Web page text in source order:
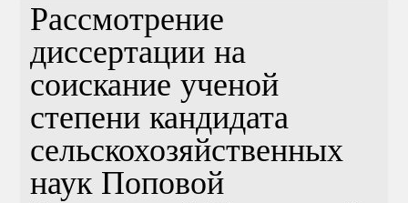
Рассмотрение
диссертации на
соискание ученой
степени кандидата
сельскохозяйственных
наук Поповой